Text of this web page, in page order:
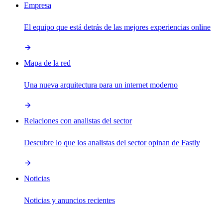
Empresa
El equipo que está detrás de las mejores experiencias online
Mapa de la red
Una nueva arquitectura para un internet moderno
Relaciones con analistas del sector
Descubre lo que los analistas del sector opinan de Fastly
Noticias
Noticias y anuncios recientes